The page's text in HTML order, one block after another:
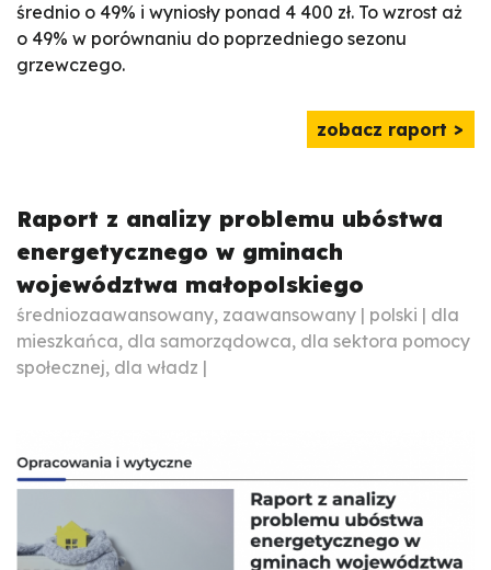
średnio o 49% i wyniosły ponad 4 400 zł. To wzrost aż
o 49% w porównaniu do poprzedniego sezonu
grzewczego.
zobacz raport
Raport z analizy problemu ubóstwa
energetycznego w gminach
województwa małopolskiego
średniozaawansowany, zaawansowany | polski | dla
mieszkańca, dla samorządowca, dla sektora pomocy
społecznej, dla władz |